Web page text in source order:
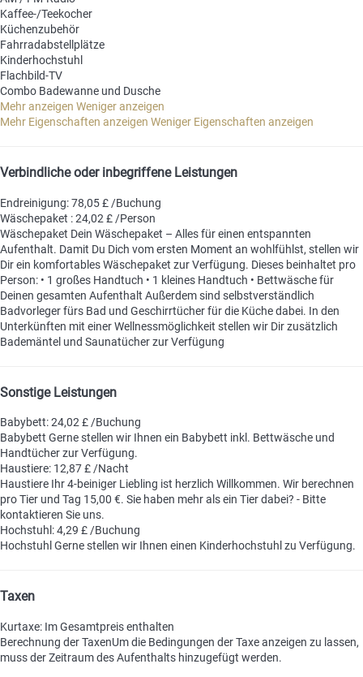
Kaffee-/Teekocher
Küchenzubehör
Fahrradabstellplätze
Kinderhochstuhl
Flachbild-TV
Combo Badewanne und Dusche
Mehr anzeigen Weniger anzeigen
Mehr Eigenschaften anzeigen Weniger Eigenschaften anzeigen
Verbindliche oder inbegriffene Leistungen
Endreinigung: 78,05 £ /Buchung
Wäschepaket : 24,02 £ /Person
Wäschepaket Dein Wäschepaket – Alles für einen entspannten
Aufenthalt. Damit Du Dich vom ersten Moment an wohlfühlst, stellen wir
Dir ein komfortables Wäschepaket zur Verfügung. Dieses beinhaltet pro
Person: • 1 großes Handtuch • 1 kleines Handtuch • Bettwäsche für
Deinen gesamten Aufenthalt Außerdem sind selbstverständlich
Badvorleger fürs Bad und Geschirrtücher für die Küche dabei. In den
Unterkünften mit einer Wellnessmöglichkeit stellen wir Dir zusätzlich
Bademäntel und Saunatücher zur Verfügung
Sonstige Leistungen
Babybett: 24,02 £ /Buchung
Babybett Gerne stellen wir Ihnen ein Babybett inkl. Bettwäsche und
Handtücher zur Verfügung.
Haustiere: 12,87 £ /Nacht
Haustiere Ihr 4-beiniger Liebling ist herzlich Willkommen. Wir berechnen
pro Tier und Tag 15,00 €. Sie haben mehr als ein Tier dabei? - Bitte
kontaktieren Sie uns.
Hochstuhl: 4,29 £ /Buchung
Hochstuhl Gerne stellen wir Ihnen einen Kinderhochstuhl zu Verfügung.
Taxen
Kurtaxe: Im Gesamtpreis enthalten
Berechnung der TaxenUm die Bedingungen der Taxe anzeigen zu lassen,
muss der Zeitraum des Aufenthalts hinzugefügt werden.